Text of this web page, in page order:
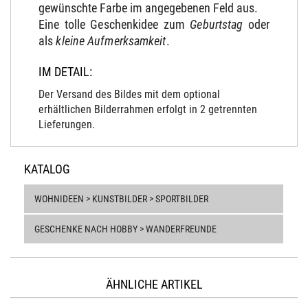
gewünschte Farbe im angegebenen Feld aus.
Eine tolle Geschenkidee zum Geburtstag oder
alskleine Aufmerksamkeit.
IM DETAIL:
Der Versand des Bildes mit dem optional
erhältlichen Bilderrahmen erfolgt in 2 getrennten
Lieferungen.
KATALOG
WOHNIDEEN > KUNSTBILDER > SPORTBILDER
GESCHENKE NACH HOBBY > WANDERFREUNDE
ÄHNLICHE ARTIKEL